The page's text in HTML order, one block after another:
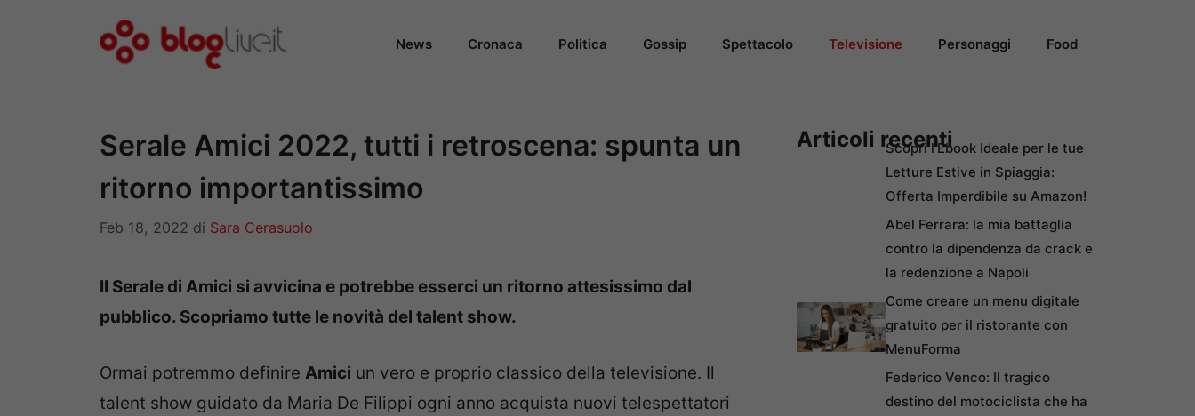
News Cronaca Politica Gossip Spettacolo Televisione Personaggi Food
Serale Amici 2022, tutti i retroscena: spunta un
ritorno importantissimo
Feb 18, 2022 di Sara Cerasuolo
Il Serale di Amici si avvicina e potrebbe esserci un ritorno attesissimo dal
pubblico. Scopriamo tutte le novità del talent show.
Ormai potremmo definire Amici un vero e proprio classico della televisione. Il
talent show guidato da Maria De Filippi ogni anno acquista nuovi telespettatori
Articoli recentiScopri l’Ebook Ideale per le tue
Letture Estive in Spiaggia:
Offerta Imperdibile su Amazon!
Abel Ferrara: la mia battaglia
contro la dipendenza da crack e
la redenzione a Napoli
Come creare un menu digitale
gratuito per il ristorante con
MenuForma
Federico Venco: Il tragico
destino del motociclista che ha